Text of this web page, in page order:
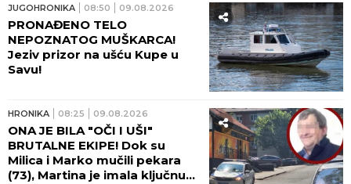
JUGOHRONIKA 08:50 09.08.2026
PRONAĐENO TELO
NEPOZNATOG MUŠKARCA!
Jeziv prizor na ušću Kupe u
Savu!
HRONIKA 08:25 09.08.2026
ONA JE BILA "OČI I UŠI"
BRUTALNE EKIPE! Dok su
Milica i Marko mučili pekara
(73), Martina je imala ključnu